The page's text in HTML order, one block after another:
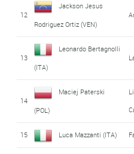
12
Jackson Jesus
Rodriguez Ortiz (VEN)
13
Leonardo Bertagnolli
(ITA)
14
Maciej Paterski
(POL)
15 Luca Mazzanti (ITA)